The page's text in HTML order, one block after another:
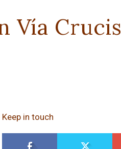
Vía Crucis
Keep in touch